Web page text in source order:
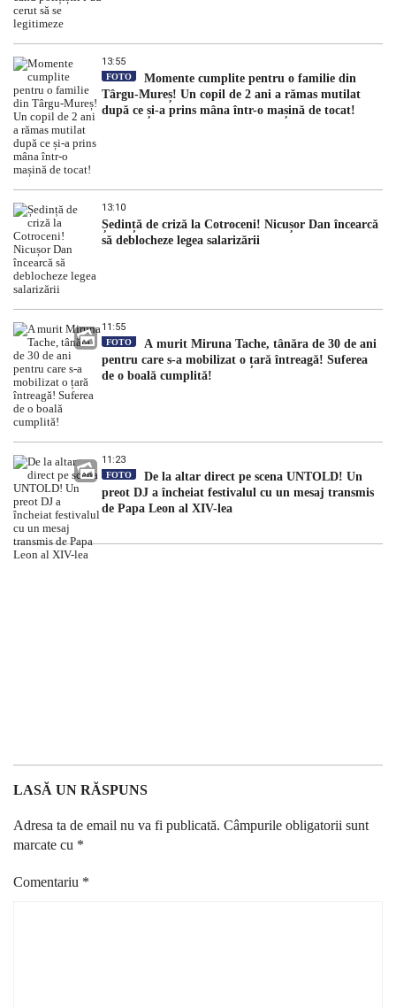
13:55
FOTO
Momente cumplite pentru o familie din
Târgu-Mureș! Un copil de 2 ani a rămas mutilat
după ce și-a prins mâna într-o mașină de tocat!
13:10
Ședință de criză la Cotroceni! Nicușor Dan încearcă
să deblocheze legea salarizării
11:55
FOTO
A murit Miruna Tache, tânăra de 30 de ani
pentru care s-a mobilizat o țară întreagă! Suferea
de o boală cumplită!
11:23
FOTO
De la altar direct pe scena UNTOLD! Un
preot DJ a încheiat festivalul cu un mesaj transmis
de Papa Leon al XIV-lea
LASĂ UN RĂSPUNS
Adresa ta de email nu va fi publicată. Câmpurile obligatorii sunt
marcate cu *
Comentariu *